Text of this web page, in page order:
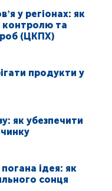
у регіонах: як
та
(ЦКПХ)
продукти у
як убезпечити
ідея: як
сонця